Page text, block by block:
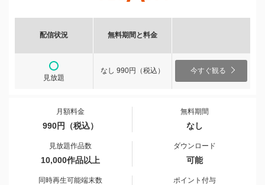
配信状況 無料期間と料金
見放題
なし 990円（税込） 今すぐ観る
月額料金
990円（税込）
無料期間
なし
見放題作品数
10,000作品以上
ダウンロード
可能
同時再生可能端末数 ポイント付与